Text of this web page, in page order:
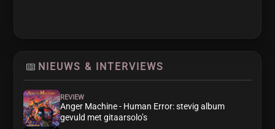
NIEUWS & INTERVIEWS
REVIEW
Anger Machine - Human Error: stevig album
gevuld met gitaarsolo’s